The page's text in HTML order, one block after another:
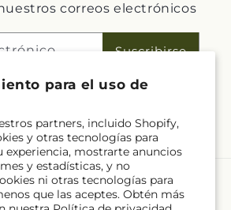
para el uso de
partners, incluido Shopify,
y otras tecnologías para
experiencia, mostrarte anuncios
y estadísticas, y no
ni otras tecnologías para
que las aceptes. Obtén más
correos electrónicos
Suscribirse
Facebook
Idioma